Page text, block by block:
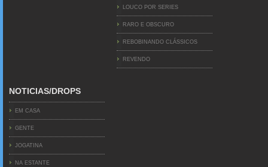
LOUCO POR SERIES
RARO E OBSCURO
REBOBINANDO CLÁSSICOS
REVENDO
NOTICIAS/DROPS
EM CASA
GENTE
JOGATINA
NA ESTANTE